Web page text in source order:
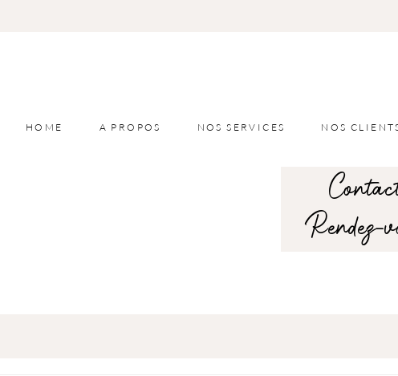
HOME A PROPOS NOS SERVICES NOS
Rendez-